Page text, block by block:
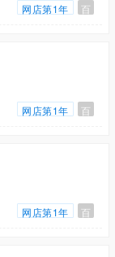
网店第1年 百
网店第1年 百
网店第1年 百